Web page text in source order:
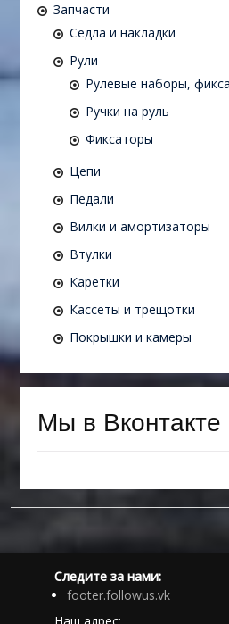
Запчасти
Седла и накладки
Рули
Рулевые наборы,
Ручки на руль
Фиксаторы
Цепи
Педали
Вилки и амортизаторы
Втулки
Каретки
Кассеты и трещотки
Покрышки и камеры
Мы в Вконтакте
Следите за нами:
footer.followus.vk